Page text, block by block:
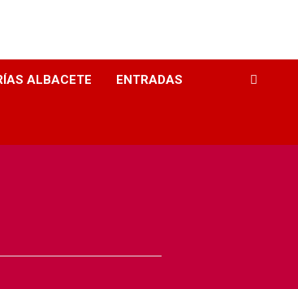
ALBACETE ENTRADAS